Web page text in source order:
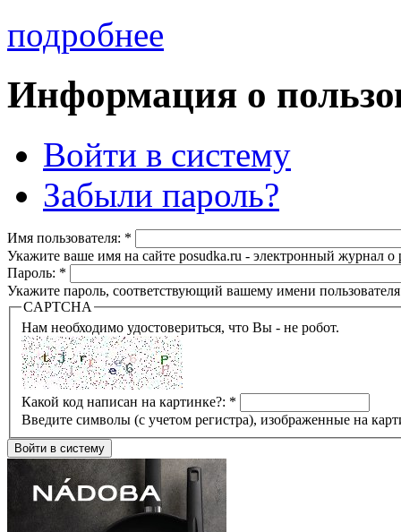
подробнее
Информация о
Войти в систему
Забыли пароль?
Имя пользователя: *
Укажите ваше имя на сайте posudka.ru - электронный журнал
Пароль: *
Укажите пароль, соответствующий вашему имени
CAPTCHA
Нам необходимо удостовериться, что Вы - не робот.
Какой код написан на картинке?: *
Введите символы (с учетом регистра), изображенные на